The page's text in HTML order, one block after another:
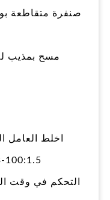
مسح بمذيب
اخلط العامل
100:1.5-3 (تعديل تعويض درجة الحرارة)
التحكم في وقت